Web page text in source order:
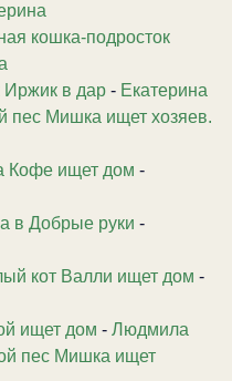
кошка-подросток
Иржик в дар - Екатерина
пес Мишка ищет хозяев.
Кофе ищет дом -
в Добрые руки -
кот Валли ищет дом -
ищет дом - Людмила
пес Мишка ищет